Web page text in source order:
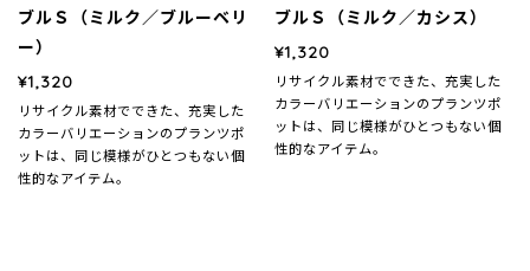
ブルＳ（ミルク／ブルーベリ
ー）
¥1,320
リサイクル素材でできた、充実した
カラーバリエーションのプランツポ
ットは、同じ模様がひとつもない個
性的なアイテム。
ブルＳ（ミルク／カシス）
¥1,320
リサイクル素材でできた、充実した
カラーバリエーションのプランツポ
ットは、同じ模様がひとつもない個
性的なアイテム。